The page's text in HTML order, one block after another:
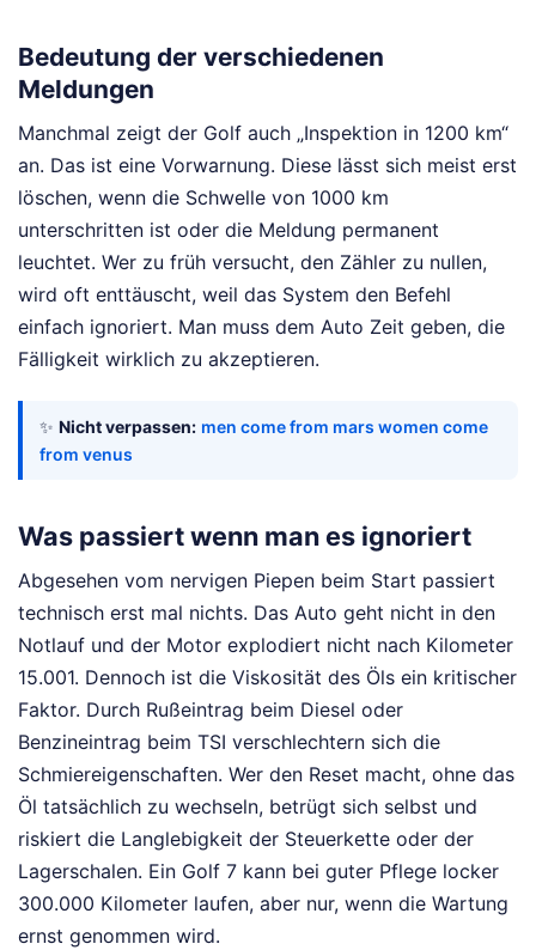
Bedeutung der verschiedenen
Meldungen
Manchmal zeigt der Golf auch „Inspektion in 1200 km“
an. Das ist eine Vorwarnung. Diese lässt sich meist erst
löschen, wenn die Schwelle von 1000 km
unterschritten ist oder die Meldung permanent
leuchtet. Wer zu früh versucht, den Zähler zu nullen,
wird oft enttäuscht, weil das System den Befehl
einfach ignoriert. Man muss dem Auto Zeit geben, die
Fälligkeit wirklich zu akzeptieren.
✨ Nicht verpassen: men come from mars women come
from venus
Was passiert wenn man es ignoriert
Abgesehen vom nervigen Piepen beim Start passiert
technisch erst mal nichts. Das Auto geht nicht in den
Notlauf und der Motor explodiert nicht nach Kilometer
15.001. Dennoch ist die Viskosität des Öls ein kritischer
Faktor. Durch Rußeintrag beim Diesel oder
Benzineintrag beim TSI verschlechtern sich die
Schmiereigenschaften. Wer den Reset macht, ohne das
Öl tatsächlich zu wechseln, betrügt sich selbst und
riskiert die Langlebigkeit der Steuerkette oder der
Lagerschalen. Ein Golf 7 kann bei guter Pflege locker
300.000 Kilometer laufen, aber nur, wenn die Wartung
ernst genommen wird.